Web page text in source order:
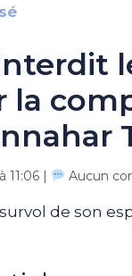
la
11:06 | Aucun
de son